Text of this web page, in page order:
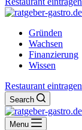
Gründen
Wachsen
Finanzierung
Wissen
Restaurant eintragen
Search
Menu